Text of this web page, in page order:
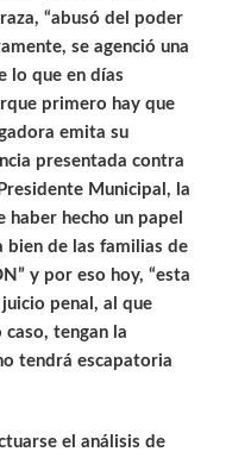
“abusó del poder
se agenció una
lo que en días
primero hay que
emita su
presentada contra
Municipal, la
haber hecho un papel
de las familias de
y por eso hoy, “esta
penal, al que
tengan la
tendrá escapatoria
el análisis de